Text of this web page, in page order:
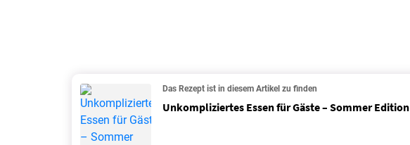
Das Rezept ist in diesem Artikel zu finden
Unkompliziertes Essen für Gäste – Sommer Edition